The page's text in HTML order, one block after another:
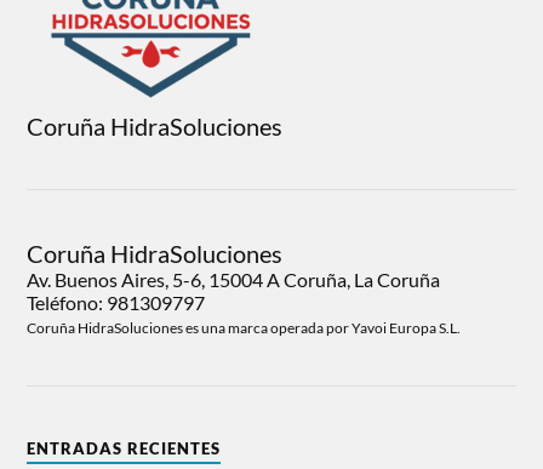
Coruña HidraSoluciones
Coruña HidraSoluciones
Av. Buenos Aires, 5-6, 15004 A Coruña, La Coruña
Teléfono: 981309797
Coruña HidraSoluciones es una marca operada por Yavoi Europa S.L.
ENTRADAS RECIENTES